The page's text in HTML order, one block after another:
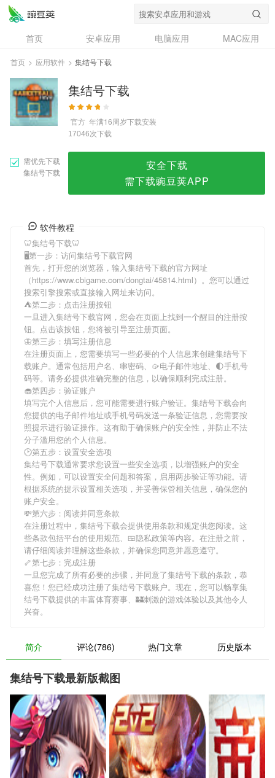
首页 安卓应用 电脑应用
MAC应用
资讯
专题
问答
首页 > 应用软件 > 集结号下载
集结号下载
官方 年满16周岁下载安装
17046次下载
需优先下载
集结号下载
安全下载
需下载豌豆荚APP
软件教程
🦷集结号下载🦷
🖥第一步：访问集结号下载官网
首先，打开您的浏览器，输入集结号下载的官方网址
（https://www.cbigame.com/dongtai/45814.html）。您可以通过
搜索引擎搜索或直接输入网址来访问。
⛺️第二步：点击注册按钮
一旦进入集结号下载官网，您会在页面上找到一个醒目的注册按
钮。点击该按钮，您将被引导至注册页面。
🦋第三步：填写注册信息
在注册页面上，您需要填写一些必要的个人信息来创建集结号下
载账户。通常包括用户名、🕸密码、🥠电子邮件地址、🌓手机号
码等。请务必提供准确完整的信息，以确保顺利完成注册。
🧁第四步：验证账户
填写完个人信息后，您可能需要进行账户验证。集结号下载会向
您提供的电子邮件地址或手机号码发送一条验证信息，您需要按
照提示进行验证操作。这有助于确保账户的安全性，并防止不法
分子滥用您的个人信息。
🕑第五步：设置安全选项
集结号下载通常要求您设置一些安全选项，以增强账户的安全
性。例如，可以设置安全问题和答案，启用两步验证等功能。请
根据系统的提示设置相关选项，并妥善保管相关信息，确保您的
账户安全。
💸第六步：阅读并同意条款
在注册过程中，集结号下载会提供使用条款和规定供您阅读。这
些条款包括平台的使用规范、🍱隐私政策等内容。在注册之前，
请仔细阅读并理解这些条款，并确保您同意并愿意遵守。
🦴第七步：完成注册
一旦您完成了所有必要的步骤，并同意了集结号下载的条款，恭
喜您！您已经成功注册了集结号下载账户。现在，您可以畅享集
结号下载提供的丰富体育赛事、🏰刺激的游戏体验以及其他令人
兴奋。
简介 评论(786) 热门文章 历史版本
集结号下载最新版截图